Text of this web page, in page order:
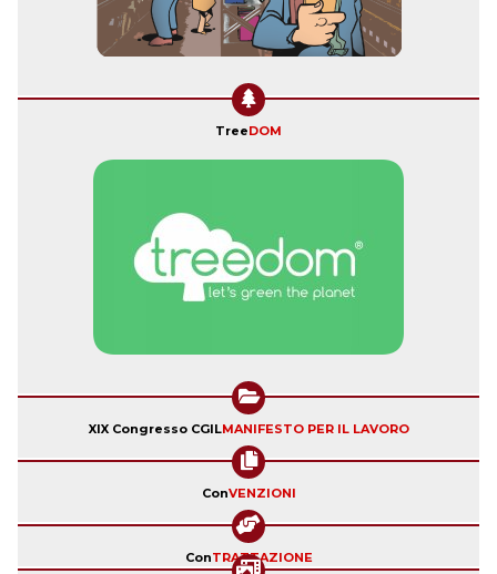
TreeDOM
XIX Congresso CGILMANIFESTO PER IL LAVORO
ConVENZIONI
ConTRATTAZIONE